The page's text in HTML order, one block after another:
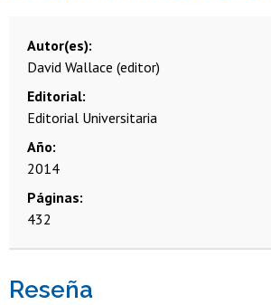
Autor(es)
David Wallace (editor)
Editorial
Editorial Universitaria
Año
2014
Páginas
432
Reseña